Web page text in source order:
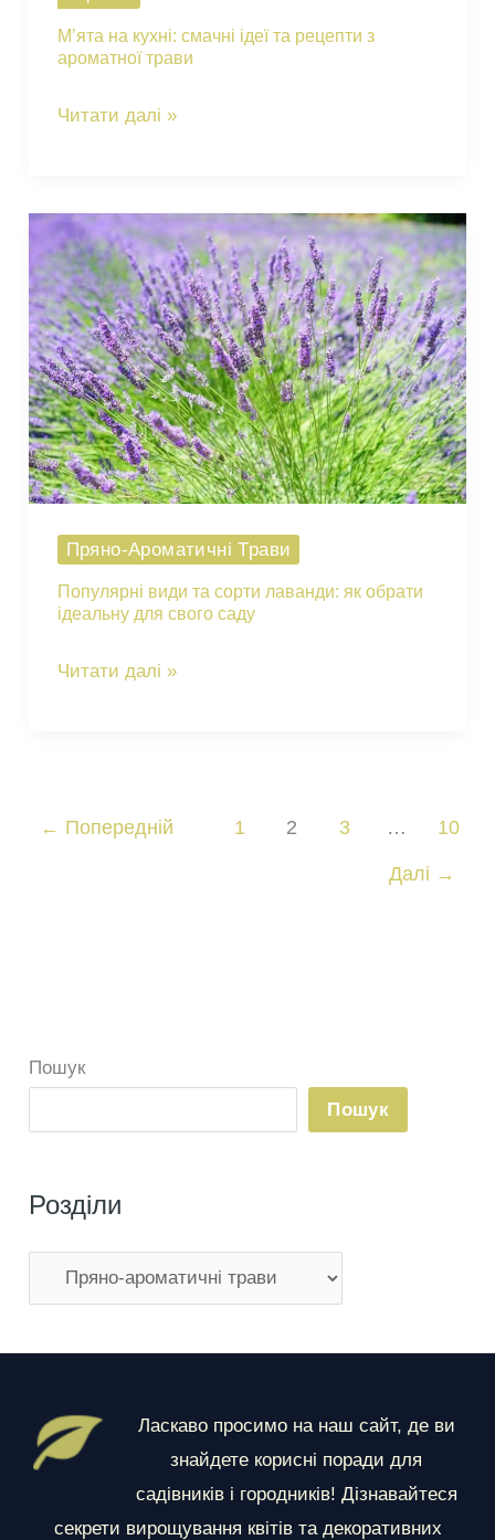
М’ята на кухні: смачні ідеї та рецепти з
ароматної трави
М’ята
смачні
ідеї
та
рецепти
з
ароматної
трави
Читати далі »
Пряно-Ароматичні Трави
Популярні види та сорти лаванди: як обрати
ідеальну для свого саду
Популярні
як
Читати далі »
← Попередній 1 2 3 … 10
Далі →
Пошук
Пошук
Розділи
о
л
Ласкаво просимо на наш сайт, де ви
знайдете корисні поради для
садівників і городників! Дізнавайтеся
секрети вирощування квітів та декоративних